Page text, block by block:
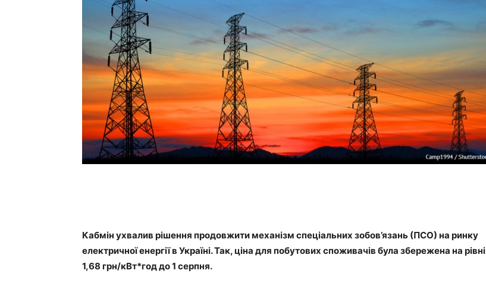
Кабмін ухвалив рішення продовжити механізм спеціальних зобов’язань (ПСО) на ринку
електричної енергії в Україні. Так, ціна для побутових споживачів була збережена на рівні
1,68 грн/кВт*год до 1 серпня.